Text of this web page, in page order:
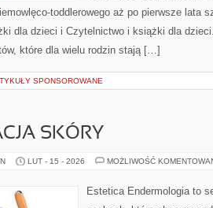
toddlerowego aż po pierwsze lata
dla dzieci i Czytelnictwo i książki dla
które dla wielu rodzin stają […]
SPONSOROWANE
SKÓRY
LUT - 15 - 2026 MOŻLIWOŚĆ
Estetica Endermologia to